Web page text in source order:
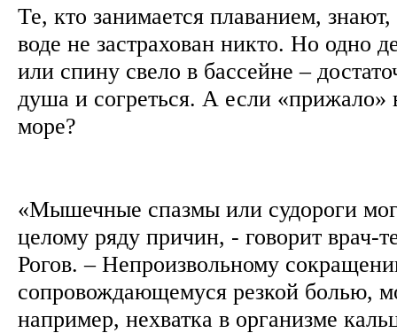
Те, кто занимается плаванием, знают,
воде не застрахован никто. Но одно
или спину свело в бассейне –
душа и согреться. А если «прижало»
море?
«Мышечные спазмы или судороги
целому ряду причин, - говорит врач-
Рогов. – Непроизвольному
сопровождающемуся резкой болью,
например, нехватка в организме